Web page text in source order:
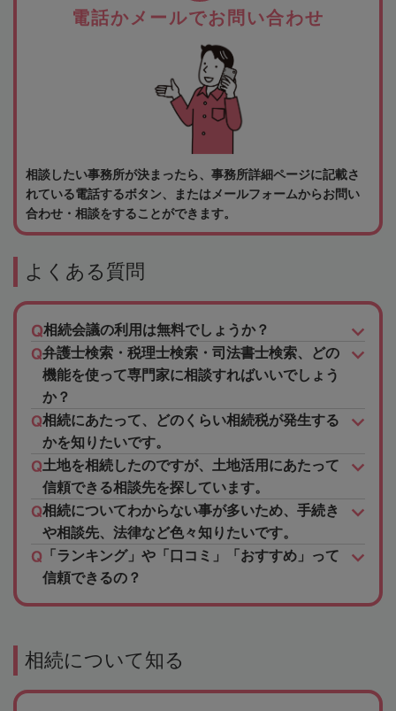
電話かメールでお問い合わせ
相談したい事務所が決まったら、事務所詳細ページに記載さ
れている電話するボタン、またはメールフォームからお問い
合わせ・相談をすることができます。
よくある質問
相続会議の利用は無料でしょうか？
弁護士検索・税理士検索・司法書士検索、どの
機能を使って専門家に相談すればいいでしょう
か？
相続にあたって、どのくらい相続税が発生する
かを知りたいです。
土地を相続したのですが、土地活用にあたって
信頼できる相談先を探しています。
相続についてわからない事が多いため、手続き
や相談先、法律など色々知りたいです。
「ランキング」や「口コミ」「おすすめ」って
信頼できるの？
相続について知る